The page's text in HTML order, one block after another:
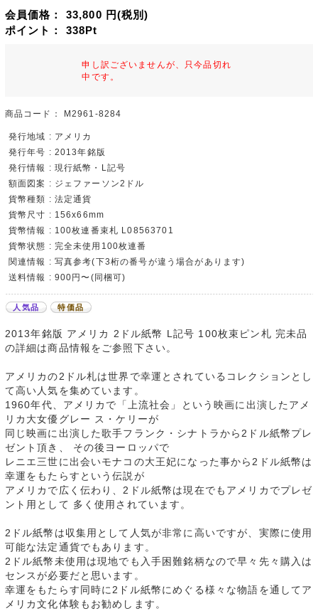
会員価格： 33,800 円(税別)
ポイント： 338Pt
申し訳ございませんが、只今品切れ
中です。
商品コード： M2961-8284
発行地域 : アメリカ
発行年号 : 2013年銘版
発行情報 : 現行紙幣・L記号
額面図案 : ジェファーソン2ドル
貨幣種類 : 法定通貨
貨幣尺寸 : 156x66mm
貨幣情報 : 100枚連番束札 L08563701
貨幣状態 : 完全未使用100枚連番
関連情報 : 写真参考(下3桁の番号が違う場合があります)
送料情報 : 900円〜(同梱可)
人気品 特価品
2013年銘版 アメリカ 2ドル紙幣 L記号 100枚束ピン札 完未品
の詳細は商品情報をご参照下さい。
アメリカの2ドル札は世界で幸運とされているコレクションとし
て高い人気を集めています。
1960年代、アメリカで「上流社会」という映画に出演したアメ
リカ大女優グレー ス・ケリーが
同じ映画に出演した歌手フランク・シナトラから2ドル紙幣プレ
ゼント頂き、 その後ヨーロッパで
レニエ三世に出会いモナコの大王妃になった事から2ドル紙幣は
幸運をもたらすという伝説が
アメリカで広く伝わり、2ドル紙幣は現在でもアメリカでプレゼ
ント用として 多く使用されています。
2ドル紙幣は収集用として人気が非常に高いですが、実際に使用
可能な法定通貨でもあります。
2ドル紙幣未使用は現地でも入手困難銘柄なので早々先々購入は
センスが必要だと思います。
幸運をもたらす同時に2ドル紙幣にめぐる様々な物語を通してア
メリカ文化体験もお勧めします。